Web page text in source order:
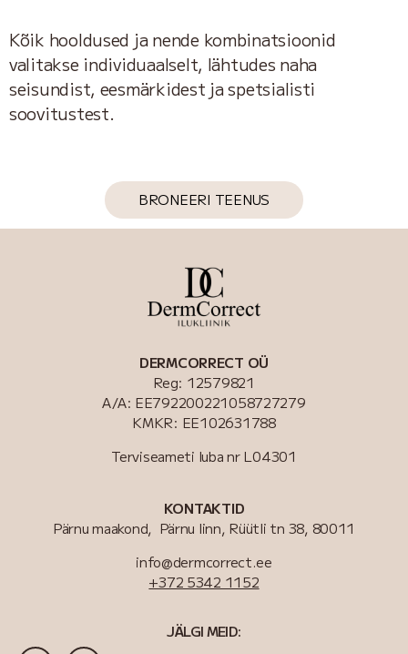
Kõik hooldused ja nende kombinatsioonid
valitakse individuaalselt, lähtudes naha
seisundist, eesmärkidest ja spetsialisti
soovitustest.
BRONEERI TEENUS
DERMCORRECT OÜ
Reg: 12579821
A/A: EE792200221058727279
KMKR: EE102631788
Terviseameti luba nrL04301
KONTAKTID
Pärnu maakond, Pärnu linn, Rüütli tn 38, 80011
info@dermcorrect.ee
+372 5342 1152
JÄLGI MEID: